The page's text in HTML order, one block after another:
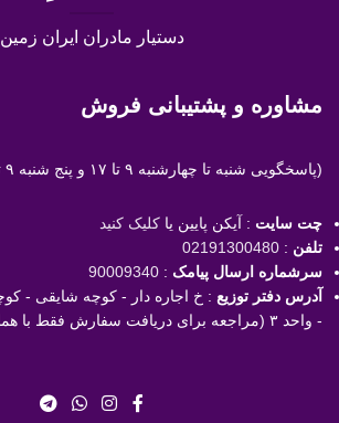
دستیار مادران ایران زمین
مشاوره و پشتیبانی فروش
(پاسخگویی شنبه تا چهارشنبه ۹ تا ۱۷ و پنج شنبه ۹ تا ۱۳)
چت سایت : آیکن پایین یا کلیک کنید
تلفن :
02191300480
سرشماره ارسال پیامک :
90009340
آدرس دفتر توزیع
- واحد ۳ (مراجعه برای دریافت سفارش فقط با هماهنگی قبلی)